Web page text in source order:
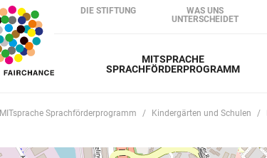
DIE STIFTUNG
WAS UNS
UNTERSCHEIDET
MITSPRACHE
SPRACHFÖRDERPROGRAMM
MITsprache Sprachförderprogramm Kindergärten und Schulen